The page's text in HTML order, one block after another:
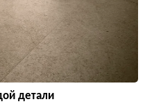
детали